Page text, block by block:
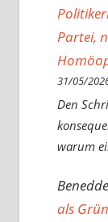
Partei,
31/05/
Den
warum
Benedde
als